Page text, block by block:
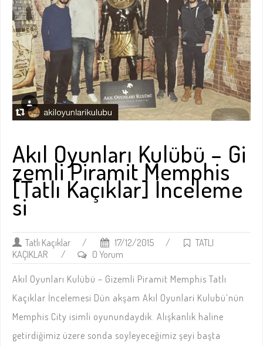
Akıl Oyunları Kulübü – Gi
zemli Piramit Memphis
[Tatlı Kaçıklar] İnceleme
si
Tatlı Kaçıklar / 17/12/2015 /
TATLI
KAÇIKLAR
/ 0 Yorum
Akıl Oyunları Kulübü – Gizemli Piramit Memphis Tatlı
Kaçıklar İncelemesi Dün akşam Akıl Oyunlari Kulubü’nün
Memphis City isimli oyunundaydık. Alışkanlık haline
getirdiğimiz üzere sonda soyleyeceğimiz şeyi başta